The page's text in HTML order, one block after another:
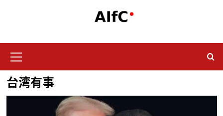
イ
ン
メ
台湾有事